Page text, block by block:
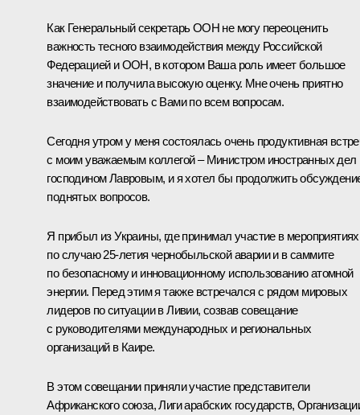
Как Генеральный секретарь ООН не могу переоценить
важность тесного взаимодействия между Российской
Федерацией и ООН, в котором Ваша роль имеет большое
значение и получила высокую оценку. Мне очень приятно
взаимодействовать с Вами по всем вопросам.
Сегодня утром у меня состоялась очень продуктивная
с моим уважаемым коллегой – Министром иностранных дел
господином Лавровым, и я хотел бы продолжить
поднятых вопросов.
Я прибыл из Украины, где принимал участие в мероприятиях
по случаю 25-летия чернобыльской аварии и в саммите
по безопасному и инновационному использованию атомной
энергии. Перед этим я также встречался с рядом мировых
лидеров по ситуации в Ливии, созвав совещание
с руководителями международных и региональных
организаций в Каире.
В этом совещании приняли участие представители
Африканского союза, Лиги арабских государств,